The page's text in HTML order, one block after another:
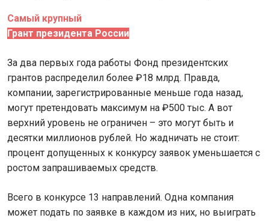
Самый крупный
Грант президента России
За два первых года работы Фонд президентских
грантов распределил более ₽18 млрд. Правда,
компании, зарегистрированные меньше года назад,
могут претендовать максимум на ₽500 тыс. А вот
верхний уровень не ограничен – это могут быть и
десятки миллионов рублей. Но жадничать не стоит:
процент допущенных к конкурсу заявок уменьшается с
ростом запрашиваемых средств.
Всего в конкурсе 13 направлений. Одна компания
может подать по заявке в каждом из них, но выиграть